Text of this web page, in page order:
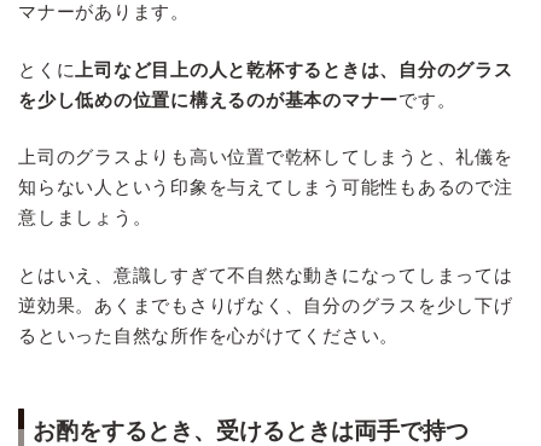
マナーがあります。
とくに 上司など目上の人と乾杯するときは、自分のグラス
を少し低めの位置に構えるのが基本のマナーです。
上司のグラスよりも高い位置で乾杯してしまうと、礼儀を
知らない人という印象を与えてしまう可能性もあるので注
意しましょう。
とはいえ、意識しすぎて不自然な動きになってしまっては
逆効果。あくまでもさりげなく、自分のグラスを少し下げ
るといった自然な所作を心がけてください。
お酌をするとき、受けるときは両手で持つ